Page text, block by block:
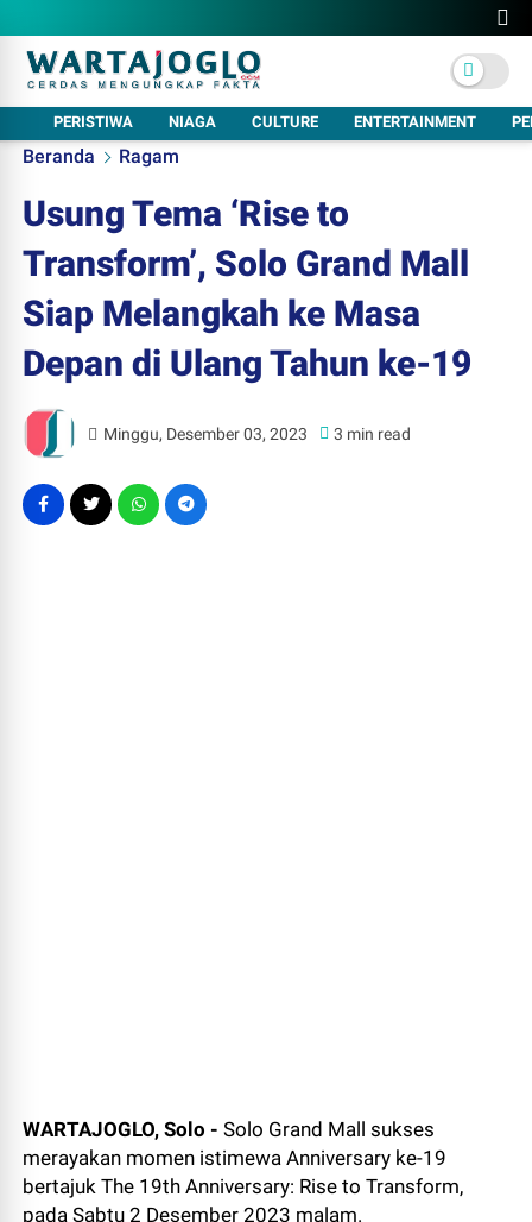
PERISTIWA NIAGA CULTURE ENTERTAINMENT
Beranda Ragam
Usung Tema ‘Rise to
Transform’, Solo Grand Mall
Siap Melangkah ke Masa
Depan di Ulang Tahun ke-19
Minggu, Desember 03, 2023 3 min read
WARTAJOGLO, Solo -Solo Grand Mall sukses
merayakan momen istimewa Anniversary ke-19
bertajuk The 19th Anniversary: Rise to Transform,
pada Sabtu 2 Desember 2023 malam.